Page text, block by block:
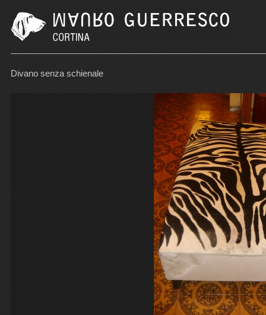
Divano senza schienale